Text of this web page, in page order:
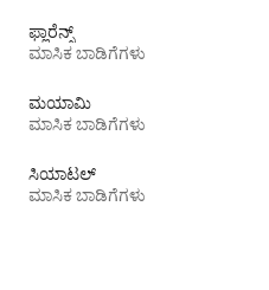
ಫ್ಲಾರೆನ್ಸ್
ಮಾಸಿಕ ಬಾಡಿಗೆಗಳು
ಮಯಾಮಿ
ಮಾಸಿಕ ಬಾಡಿಗೆಗಳು
ಸಿಯಾಟಲ್
ಮಾಸಿಕ ಬಾಡಿಗೆಗಳು